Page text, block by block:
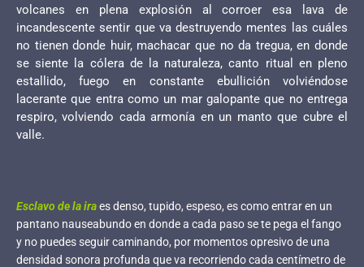
volcanes en plena explosión al corroer esa lava de
incandescente sentir que va destruyendo mentes las cuáles
no tienen donde huir, machacar que no da tregua, en donde
se siente la cólera de la naturaleza, canto ritual en pleno
estallido, fuego en constante ebullición volviéndose
lacerante que entra como un mar galopante que no entrega
respiro, volviendo cada armonía en un manto que cubre el
valle.
Esclavo de la iraes denso, tupido, espeso, es como entrar en un
pantano nauseabundo en donde a cada paso se te pega el fango
y no puedes seguir caminando, por momentos opresivo de una
densidad sonora profunda que va recorriendo cada centímetro de